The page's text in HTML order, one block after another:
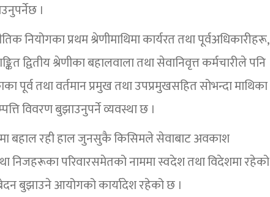
।
नियोगका प्रथम श्रेणीमाथिमा कार्यरत तथा पूर्वअधिकारीहरू,
द्वितीय श्रेणीका बहालवाला तथा सेवानिवृत्त कर्मचारीले पनि
पूर्व तथा वर्तमान प्रमुख तथा उपप्रमुखसहित सोभन्दा माथिका
विवरण बुझाउनुपर्ने व्यवस्था छ ।
बहाल रही हाल जुनसुकै किसिमले सेवाबाट अवकाश
निजहरूका परिवारसमेतको नाममा स्वदेश तथा विदेशमा रहेको
बुझाउने आयोगको कार्यादेश रहेको छ ।